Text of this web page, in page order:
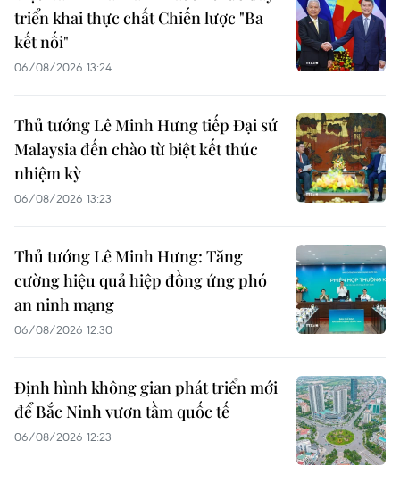
triển khai thực chất Chiến lược "Ba
kết nối"
06/08/2026 13:24
Thủ tướng Lê Minh Hưng tiếp Đại sứ
Malaysia đến chào từ biệt kết thúc
nhiệm kỳ
06/08/2026 13:23
Thủ tướng Lê Minh Hưng: Tăng
cường hiệu quả hiệp đồng ứng phó
an ninh mạng
06/08/2026 12:30
Định hình không gian phát triển mới
để Bắc Ninh vươn tầm quốc tế
06/08/2026 12:23